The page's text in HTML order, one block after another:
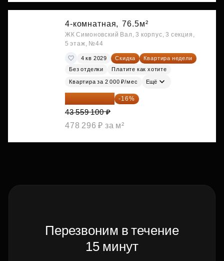
4-комнатная, 76.5м²
ЖК Симоновский Вал, 3 корпус, 3 секция,
5 этаж, №44
4 кв 2029 Скидка
Квартира недели
Без отделки
Платите как хотите
Квартира за 2 000 ₽/мес Ещё
36 589 644 ₽ -16%
43 559 100 ₽
478 296 ₽ за м²
Перезвоним в течение
15 минут